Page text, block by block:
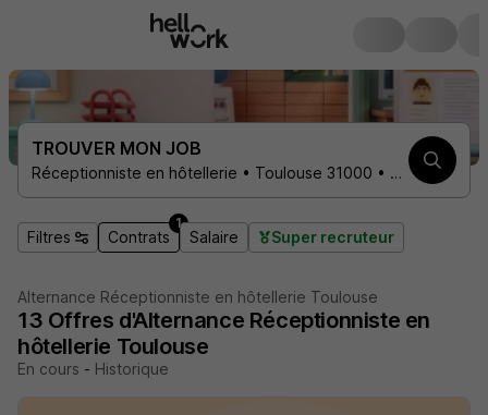
TROUVER MON JOB
Réceptionniste en hôtellerie • Toulouse 31000 • 1 contrat
Filtres Contrats
1
Salaire Super recruteur
Alternance Réceptionniste en hôtellerie Toulouse
13 Offres d'Alternance Réceptionniste en
hôtellerie Toulouse
En cours - Historique